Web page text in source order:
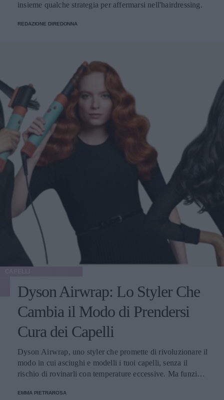
insieme qualche strategia per affermarsi nell'hairdressing.
REDAZIONE DIREDONNA
Dyson Airwrap: Lo Styler Che
Cambia il Modo di Prendersi
Cura dei Capelli
Dyson Airwrap, uno styler che promette di rivoluzionare il
modo in cui asciughi e modelli i tuoi capelli, senza il
rischio di rovinarli con temperature eccessive. Ma funziona
EMMA PIETRAROSA